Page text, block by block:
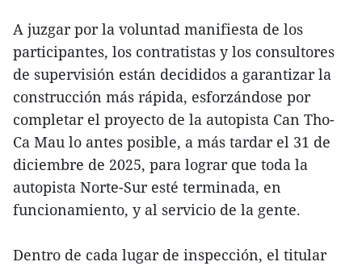
A juzgar por la voluntad manifiesta de los
participantes, los contratistas y los consultores
de supervisión están decididos a garantizar la
construcción más rápida, esforzándose por
completar el proyecto de la autopista Can Tho-
Ca Mau lo antes posible, a más tardar el 31 de
diciembre de 2025, para lograr que toda la
autopista Norte-Sur esté terminada, en
funcionamiento, y al servicio de la gente.
Dentro de cada lugar de inspección, el titular